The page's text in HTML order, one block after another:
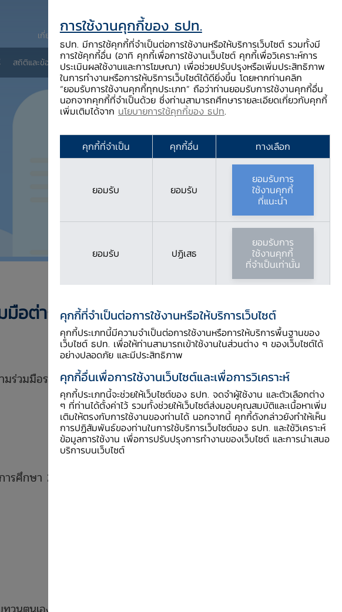
สถิติและข้อมูลเผยแพร่ บริการจาก ธปท. นวัตกรรมภาคการเงิน สตางค์ Story
เกี่ยวกับ ธปท. ติดต่อเรา ช่วยเหลือ / ร้องเรียน EN
มือต่าง ๆ
ร่วมมือระหว่าง
รศึกษา 2566
ดาวน์โหลดเอกสาร
กระบวนการจัดการเรียนรู้
ใบงาน
ใบงาน
การใช้งานคุกกี้ของ ธปท.
ธปท. มีการใช้คุกกี้ที่จำเป็นต่อการใช้งานหรือให้บริการเว็บไซต์ รวมทั้งมี
การใช้คุกกี้อื่น (อาทิ คุกกี้เพื่อการใช้งานเว็บไซต์ คุกกี้เพื่อวิเคราะห์การ
ประเมินผลใช้งานและการโฆษณา) เพื่อช่วยปรับปรุงหรือเพิ่มประสิทธิภาพ
ในการทำงานหรือการให้บริการเว็บไซต์ได้ดียิ่งขึ้น โดยหากท่านคลิก
“ยอมรับการใช้งานคุกกี้ทุกประเภท” ถือว่าท่านยอมรับการใช้งานคุกกี้อื่น
นอกจากคุกกี้ที่จำเป็นด้วย ซึ่งท่านสามารถศึกษารายละเอียดเกี่ยวกับคุกกี้
เพิ่มเติมได้จาก นโยบายการใช้คุกกี้ของ ธปท.
คุกกี้ที่จำเป็น คุกกี้อื่น ทางเลือก
ยอมรับ ยอมรับ
ยอมรับการ
ใช้งานคุกกี้
ที่แนะนำ
ยอมรับ ปฏิเสธ
ยอมรับการ
ใช้งานคุกกี้
ที่จำเป็นเท่านั้น
คุกกี้ที่จำเป็นต่อการใช้งานหรือให้บริการเว็บไซต์
คุกกี้ประเภทนี้มีความจำเป็นต่อการใช้งานหรือการให้บริการพื้นฐานของ
เว็บไซต์ ธปท. เพื่อให้ท่านสามารถเข้าใช้งานในส่วนต่าง ๆ ของเว็บไซต์ได้
อย่างปลอดภัย และมีประสิทธิภาพ
คุกกี้อื่นเพื่อการใช้งานเว็บไซต์และเพื่อการวิเคราะห์
คุกกี้ประเภทนี้จะช่วยให้เว็บไซต์ของ ธปท. จดจำผู้ใช้งาน และตัวเลือกต่าง
ๆ ที่ท่านได้ตั้งค่าไว้ รวมทั้งช่วยให้เว็บไซต์ส่งมอบคุณสมบัติและเนื้อหาเพิ่ม
เติมให้ตรงกับการใช้งานของท่านได้ นอกจากนี้ คุกกี้ดังกล่าวยังทำให้เห็น
การปฏิสัมพันธ์ของท่านในการใช้บริการเว็บไซต์ของ ธปท. และใช้วิเคราะห์
ข้อมูลการใช้งาน เพื่อการปรับปรุงการทำงานของเว็บไซต์ และการนำเสนอ
บริการบนเว็บไซต์